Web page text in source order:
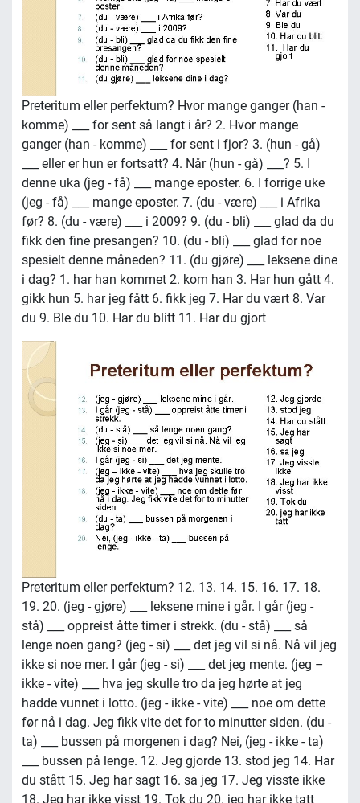
Preteritum eller perfektum? Hvor mange ganger (han -
komme) ___ for sent så langt i år? 2. Hvor mange
ganger (han - komme) ___ for sent i fjor? 3. (hun - gå)
___ eller er hun er fortsatt? 4. Når (hun - gå) ___? 5. I
denne uka (jeg - få) ___ mange eposter. 6. I forrige uke
(jeg - få) ___ mange eposter. 7. (du - være) ___ i Afrika
før? 8. (du - være) ___ i 2009? 9. (du - bli) ___ glad da du
fikk den fine presangen? 10. (du - bli) ___ glad for noe
spesielt denne måneden? 11. (du gjøre) ___ leksene dine
i dag? 1. har han kommet 2. kom han 3. Har hun gått 4.
gikk hun 5. har jeg fått 6. fikk jeg 7. Har du vært 8. Var
du 9. Ble du 10. Har du blitt 11. Har du gjort
Preteritum eller perfektum? 12. 13. 14. 15. 16. 17. 18.
19. 20. (jeg - gjøre) ___ leksene mine i går. I går (jeg -
stå) ___ oppreist åtte timer i strekk. (du - stå) ___ så
lenge noen gang? (jeg - si) ___ det jeg vil si nå. Nå vil jeg
ikke si noe mer. I går (jeg - si) ___ det jeg mente. (jeg –
ikke - vite) ___ hva jeg skulle tro da jeg hørte at jeg
hadde vunnet i lotto. (jeg - ikke - vite) ___ noe om dette
før nå i dag. Jeg fikk vite det for to minutter siden. (du -
ta) ___ bussen på morgenen i dag? Nei, (jeg - ikke - ta)
___ bussen på lenge. 12. Jeg gjorde 13. stod jeg 14. Har
du stått 15. Jeg har sagt 16. sa jeg 17. Jeg visste ikke
18. Jeg har ikke visst 19. Tok du 20. jeg har ikke tatt